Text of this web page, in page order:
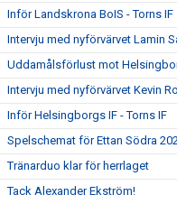
Inför Landskrona BoIS - Torns IF
Intervju med nyförvärvet Lamin
Uddamålsförlust mot
Intervju med nyförvärvet Kevin
Inför Helsingborgs IF - Torns IF
Spelschemat för Ettan Södra
Tränarduo klar för herrlaget
Tack Alexander Ekström!